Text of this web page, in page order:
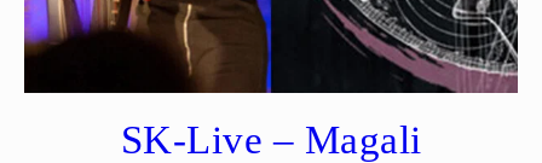
SK-Live – Magali